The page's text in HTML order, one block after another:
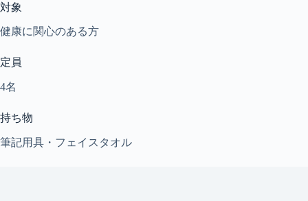
対象
健康に関心のある方
定員
4名
持ち物
筆記用具・フェイスタオル